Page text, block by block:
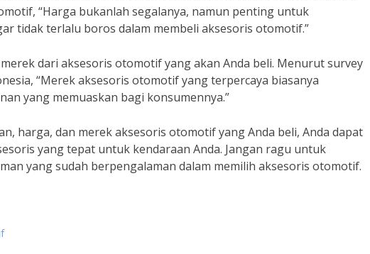
“Harga bukanlah segalanya, namun penting untuk
tidak terlalu boros dalam membeli aksesoris otomotif.”
dari aksesoris otomotif yang akan Anda beli. Menurut survey
“Merek aksesoris otomotif yang terpercaya biasanya
yang memuaskan bagi konsumennya.”
harga, dan merek aksesoris otomotif yang Anda beli, Anda dapat
yang tepat untuk kendaraan Anda. Jangan ragu untuk
yang sudah berpengalaman dalam memilih aksesoris otomotif.